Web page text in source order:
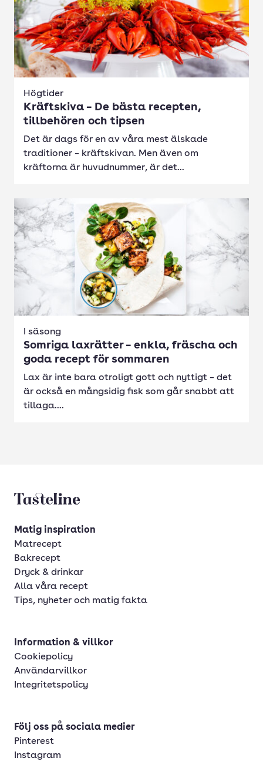
Högtider
Kräftskiva – De bästa recepten,
tillbehören och tipsen
Det är dags för en av våra mest älskade
traditioner – kräftskivan. Men även om
kräftorna är huvudnummer, är det...
I säsong
Somriga laxrätter – enkla, fräscha och
goda recept för sommaren
Lax är inte bara otroligt gott och nyttigt – det
är också en mångsidig fisk som går snabbt att
tillaga....
Tasteline startsida
Matig inspiration
Matrecept
Bakrecept
Dryck & drinkar
Alla våra recept
Tips, nyheter och matig fakta
Information & villkor
Cookiepolicy
Användarvillkor
Integritetspolicy
Följ oss på sociala medier
Pinterest
Instagram